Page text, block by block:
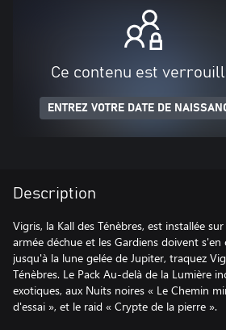
Ce contenu est
ENTREZ VOTRE DATE DE
Description
Vigris, la Kall des Ténèbres, est installée
armée déchue et les Gardiens doivent s'en
jusqu'à la lune gelée de Jupiter, traquez
Ténèbres. Le Pack Au-delà de la Lumière
exotiques, aux Nuits noires « Le Chemin
d'essai », et le raid « Crypte de la pierre ».